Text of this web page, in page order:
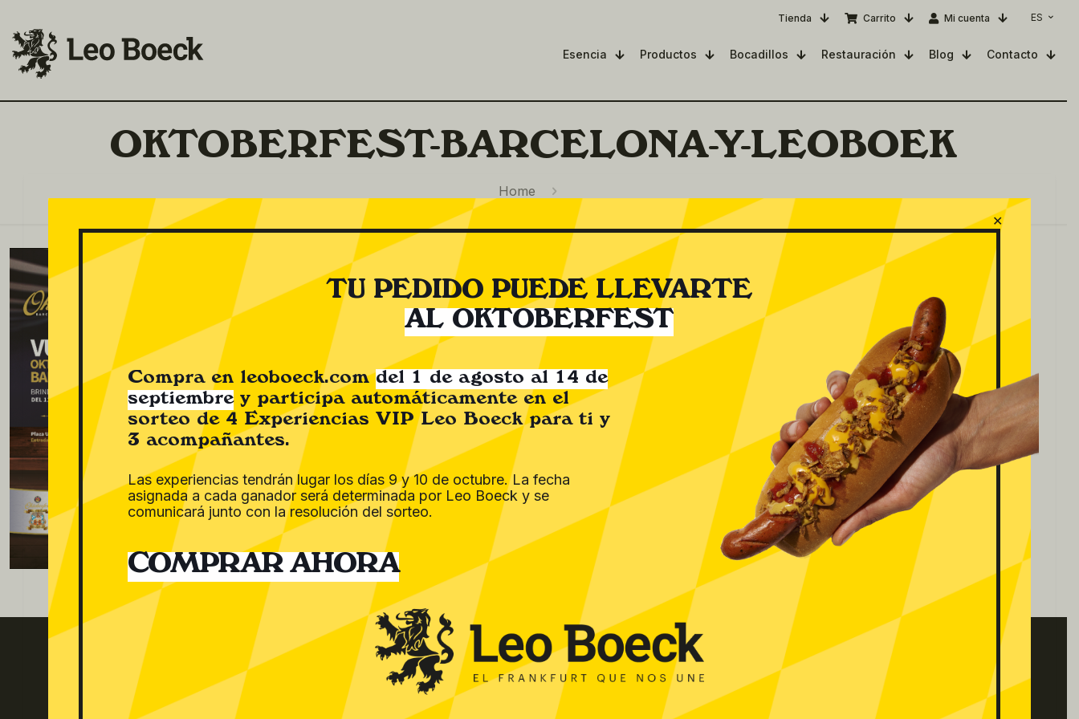
Tienda Carrito Mi cuenta ES
Esencia Productos Bocadillos Restauración Blog Contacto
OKTOBERFEST-BARCELONA-Y-LEOBOEK
Home
MENÚ COMPRA
Esencia Tienda
✕
TU PEDIDO PUEDE LLEVARTE
AL OKTOBERFEST
Compra en leoboeck.comdel 1 de agosto al 14 de
septiembrey participa automáticamente en el
sorteo de 4 Experiencias VIP Leo Boeck para ti y
3 acompañantes.
Las experiencias tendrán lugar los días 9 y 10 de octubre. La fecha
asignada a cada ganador será determinada por Leo Boeck y se
comunicará junto con la resolución del sorteo.
COMPRAR AHORA